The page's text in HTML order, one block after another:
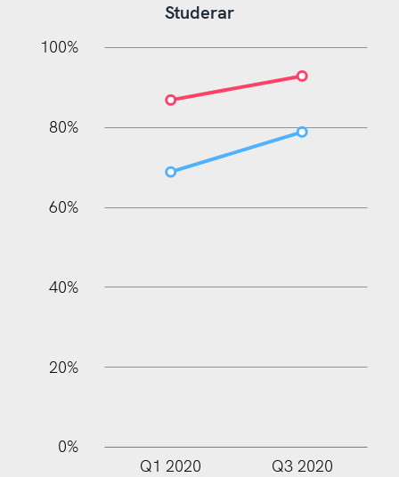
Studerar
100%
80%
60%
40%
20%
0%
Q1 2020 Q3 2020